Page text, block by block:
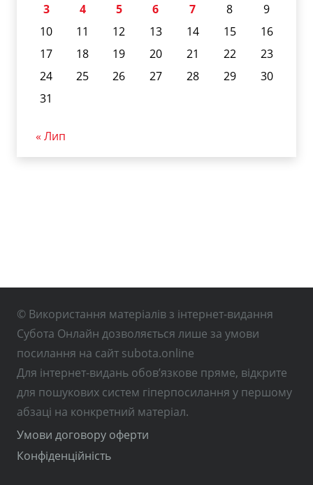
3
4 5 6 7 8
9
10
11 12 13 14 15
16
17
18 19 20 21 22
23
24
25 26 27 28 29
30
31
« Лип
© Використання матеріалів з інтернет-видання
Субота Онлайн дозволяється лише за умови
посилання на сайт subota.online
Для інтернет-видань обов’язкове пряме, відкрите
для пошукових систем гіперпосилання у першому
абзаці на конкретний матеріал.
Умови договору оферти
Конфіденційність